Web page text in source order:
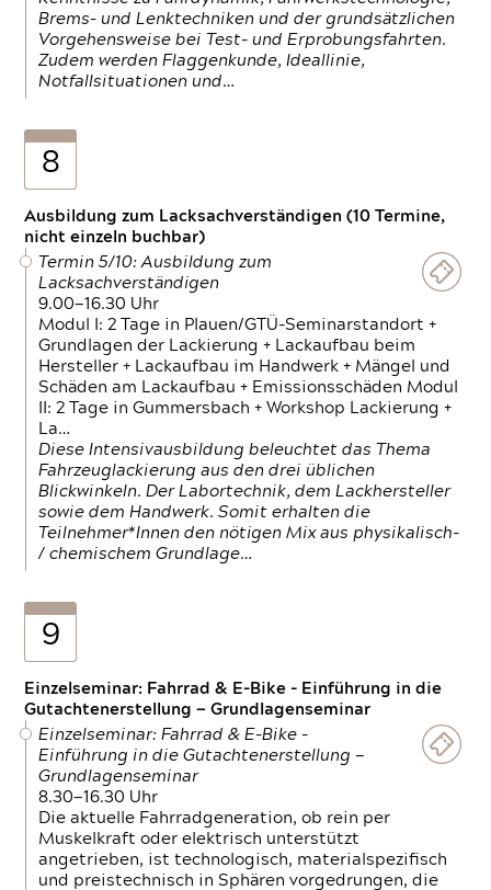
Brems- und Lenktechniken und der grundsätzlichen
Vorgehensweise bei Test- und Erprobungsfahrten.
Zudem werden Flaggenkunde, Ideallinie,
Notfallsituationen und…
8
Ausbildung zum Lacksachverständigen (10 Termine,
nicht einzeln buchbar)
Termin 5/10: Ausbildung zum
Lacksachverständigen
9.00—16.30 Uhr
Modul I: 2 Tage in Plauen/GTÜ-Seminarstandort +
Grundlagen der Lackierung + Lackaufbau beim
Hersteller + Lackaufbau im Handwerk + Mängel und
Schäden am Lackaufbau + Emissionsschäden Modul
II: 2 Tage in Gummersbach + Workshop Lackierung +
La…
Diese Intensivausbildung beleuchtet das Thema
Fahrzeuglackierung aus den drei üblichen
Blickwinkeln. Der Labortechnik, dem Lackhersteller
sowie dem Handwerk. Somit erhalten die
Teilnehmer*Innen den nötigen Mix aus physikalisch-
/ chemischem Grundlage…
9
Einzelseminar: Fahrrad & E-Bike - Einführung in die
Gutachtenerstellung — Grundlagenseminar
Einzelseminar: Fahrrad & E-Bike -
Einführung in die Gutachtenerstellung —
Grundlagenseminar
8.30—16.30 Uhr
Die aktuelle Fahrradgeneration, ob rein per
Muskelkraft oder elektrisch unterstützt
angetrieben, ist technologisch, materialspezifisch
und preistechnisch in Sphären vorgedrungen, die